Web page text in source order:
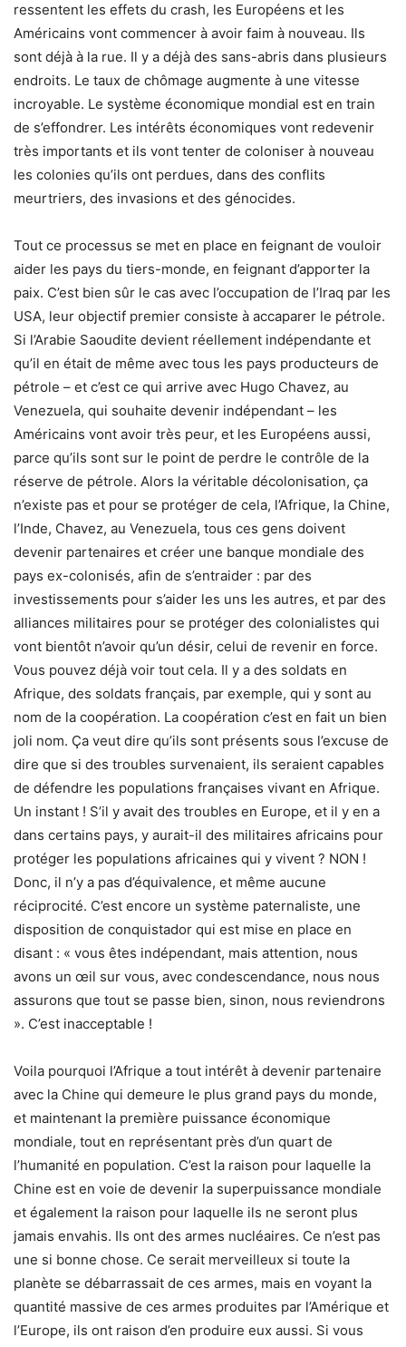
ressentent les effets du crash, les Européens et les
Américains vont commencer à avoir faim à nouveau. Ils
sont déjà à la rue. Il y a déjà des sans-abris dans plusieurs
endroits. Le taux de chômage augmente à une vitesse
incroyable. Le système économique mondial est en train
de s’effondrer. Les intérêts économiques vont redevenir
très importants et ils vont tenter de coloniser à nouveau
les colonies qu’ils ont perdues, dans des conflits
meurtriers, des invasions et des génocides.
Tout ce processus se met en place en feignant de vouloir
aider les pays du tiers-monde, en feignant d’apporter la
paix. C’est bien sûr le cas avec l’occupation de l’Iraq par les
USA, leur objectif premier consiste à accaparer le pétrole.
Si l’Arabie Saoudite devient réellement indépendante et
qu’il en était de même avec tous les pays producteurs de
pétrole – et c’est ce qui arrive avec Hugo Chavez, au
Venezuela, qui souhaite devenir indépendant – les
Américains vont avoir très peur, et les Européens aussi,
parce qu’ils sont sur le point de perdre le contrôle de la
réserve de pétrole. Alors la véritable décolonisation, ça
n’existe pas et pour se protéger de cela, l’Afrique, la Chine,
l’Inde, Chavez, au Venezuela, tous ces gens doivent
devenir partenaires et créer une banque mondiale des
pays ex-colonisés, afin de s’entraider : par des
investissements pour s’aider les uns les autres, et par des
alliances militaires pour se protéger des colonialistes qui
vont bientôt n’avoir qu’un désir, celui de revenir en force.
Vous pouvez déjà voir tout cela. Il y a des soldats en
Afrique, des soldats français, par exemple, qui y sont au
nom de la coopération. La coopération c’est en fait un bien
joli nom. Ça veut dire qu’ils sont présents sous l’excuse de
dire que si des troubles survenaient, ils seraient capables
de défendre les populations françaises vivant en Afrique.
Un instant ! S’il y avait des troubles en Europe, et il y en a
dans certains pays, y aurait-il des militaires africains pour
protéger les populations africaines qui y vivent ? NON !
Donc, il n’y a pas d’équivalence, et même aucune
réciprocité. C’est encore un système paternaliste, une
disposition de conquistador qui est mise en place en
disant : « vous êtes indépendant, mais attention, nous
avons un œil sur vous, avec condescendance, nous nous
assurons que tout se passe bien, sinon, nous reviendrons
». C’est inacceptable !
Voila pourquoi l’Afrique a tout intérêt à devenir partenaire
avec la Chine qui demeure le plus grand pays du monde,
et maintenant la première puissance économique
mondiale, tout en représentant près d’un quart de
l’humanité en population. C’est la raison pour laquelle la
Chine est en voie de devenir la superpuissance mondiale
et également la raison pour laquelle ils ne seront plus
jamais envahis. Ils ont des armes nucléaires. Ce n’est pas
une si bonne chose. Ce serait merveilleux si toute la
planète se débarrassait de ces armes, mais en voyant la
quantité massive de ces armes produites par l’Amérique et
l’Europe, ils ont raison d’en produire eux aussi. Si vous